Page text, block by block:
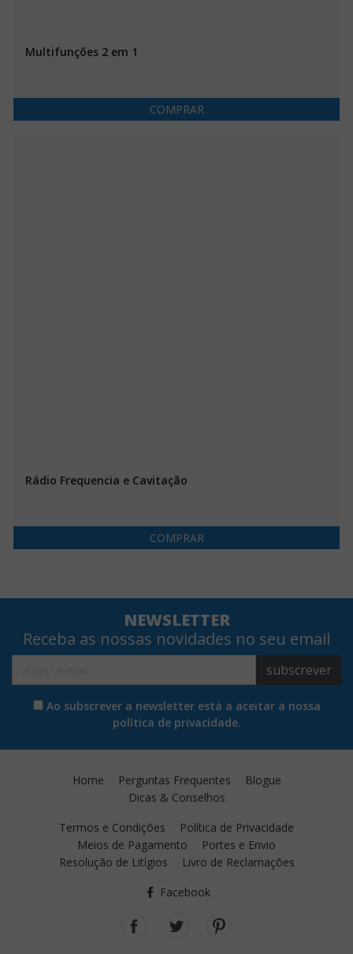
Multifunções 2 em 1
COMPRAR
Rádio Frequencia e Cavitação
COMPRAR
NEWSLETTER
Receba as nossas novidades no seu email
subscrever
Ao subscrever a newsletter está a aceitar a nossa
política de privacidade.
Home Perguntas Frequentes
Blogue
Dicas & Conselhos
Termos e Condições
Política de Privacidade
Meios de Pagamento
Portes e Envio
Resolução de Litígios
Livro de Reclamações
Facebook